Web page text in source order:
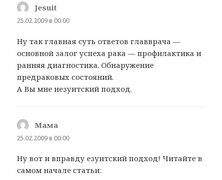
Jesuit
25.02.2009 в 00:00
Ну так главная суть ответов главврача —
основной залог успеха рака — профилактика и
ранняя диагностика. Обнаружение
предраковых состояний.
А Вы мне иезуитский подход.
Мама
25.02.2009 в 00:00
Ну вот и вправду езуитский подход! Читайте в
самом начале статьи: